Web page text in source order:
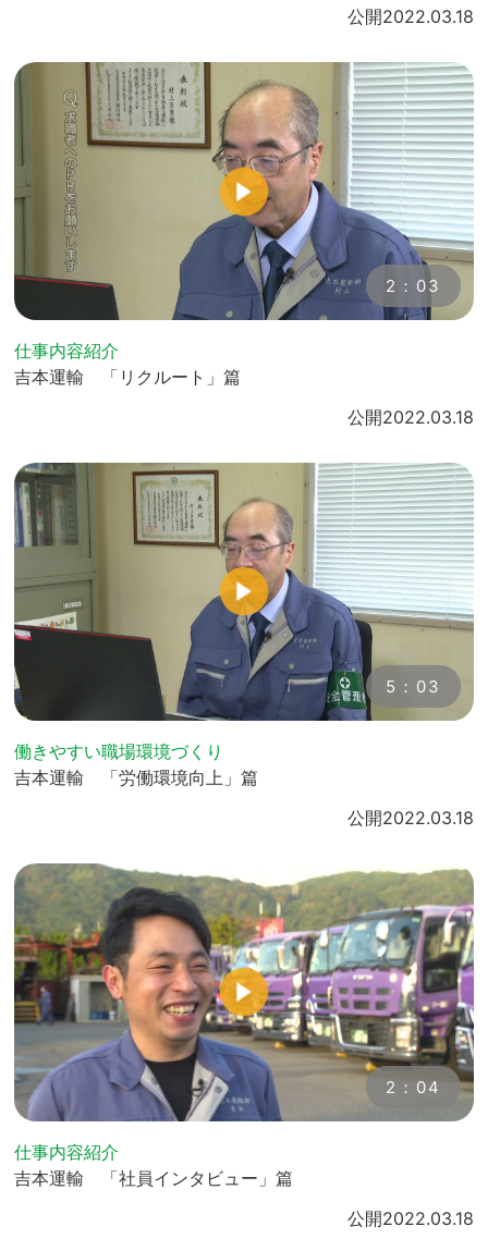
公開2022.03.18
2：03
仕事内容紹介
吉本運輸 「リクルート」篇
公開2022.03.18
5：03
働きやすい職場環境づくり
吉本運輸 「労働環境向上」篇
公開2022.03.18
2：04
仕事内容紹介
吉本運輸 「社員インタビュー」篇
公開2022.03.18